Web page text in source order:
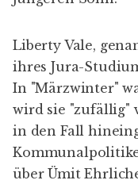
Liberty Vale,
ihres Jura-
In "Märzwinter"
wird sie "zufällig"
in den Fall
über Ümit